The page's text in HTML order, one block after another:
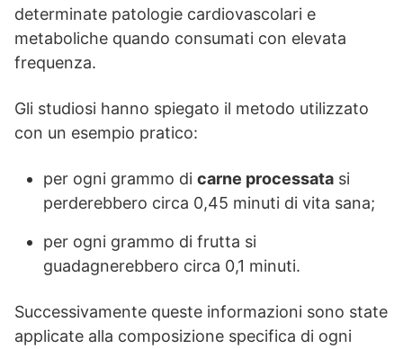
determinate patologie cardiovascolari e
metaboliche quando consumati con elevata
frequenza.
Gli studiosi hanno spiegato il metodo utilizzato
con un esempio pratico:
per ogni grammo di carne processata si
perderebbero circa 0,45 minuti di vita sana;
per ogni grammo di frutta si
guadagnerebbero circa 0,1 minuti.
Successivamente queste informazioni sono state
applicate alla composizione specifica di ogni